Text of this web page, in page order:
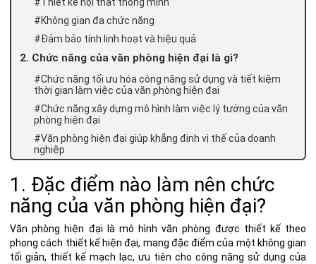
#Không gian đa chức năng
#Đảm bảo tính linh hoạt và hiệu quả
2. Chức năng của văn phòng hiện đại là gì?
#Chức năng tối ưu hóa công năng sử dụng và tiết kiệm
thời gian làm việc của văn phòng hiện đại
#Chức năng xây dựng mô hình làm việc lý tưởng của văn
phòng hiện đại
#Văn phòng hiện đại giúp khẳng định vị thế của doanh
nghiệp
1. Đặc điểm nào làm nên chức
năng của văn phòng hiện đại?
Văn phòng hiện đại là mô hình văn phòng được thiết kế theo
phong cách thiết kế hiện đại, mang đặc điểm của một không gian
tối giản, thiết kế mạch lạc, ưu tiên cho công năng sử dụng của